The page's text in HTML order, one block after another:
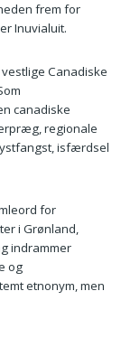
frem for
Inuvialuit.
Canadiske
canadiske
regionale
isfærdsel
for
i Grønland,
indrammer
og
etnonym, men